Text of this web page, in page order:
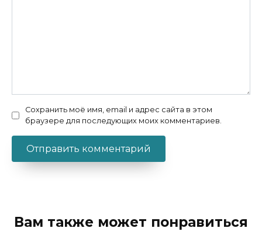
Сохранить моё имя, email и адрес сайта в этом
браузере для последующих моих комментариев.
Вам также может понравиться